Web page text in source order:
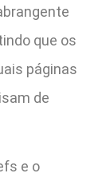
que os
páginas
de
e o